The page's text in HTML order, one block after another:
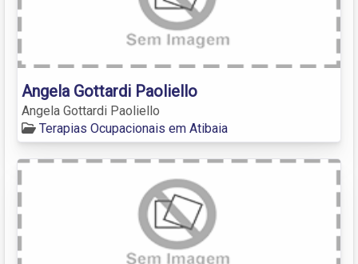
Angela Gottardi Paoliello
Angela Gottardi Paoliello
Terapias Ocupacionais em Atibaia